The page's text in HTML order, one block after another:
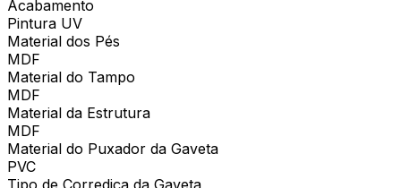
Acabamento
Pintura UV
Material dos Pés
MDF
Material do Tampo
MDF
Material da Estrutura
MDF
Material do Puxador da Gaveta
PVC
Tipo de Corrediça da Gaveta